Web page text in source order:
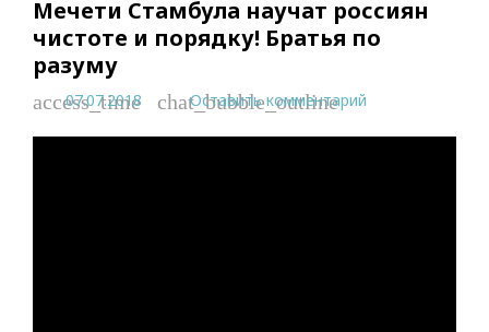
Мечети Стамбула научат россиян
чистоте и порядку! Братья по
разуму
access_time
07.07.2018 chat_bubble_outline
Оставить комментарий